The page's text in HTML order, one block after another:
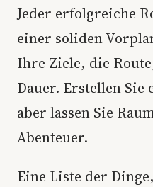
Jeder erfolgreiche
einer soliden
Ihre Ziele, die
Dauer. Erstellen Sie
aber lassen Sie
Abenteuer.
Eine Liste der